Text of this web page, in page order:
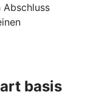
Abschluss
basis